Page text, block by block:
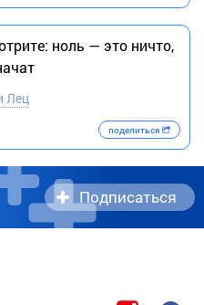
ноль — это ничто,
Лец
поделиться
Подписаться